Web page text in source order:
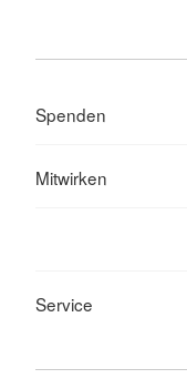
Spenden
Mitwirken
Service